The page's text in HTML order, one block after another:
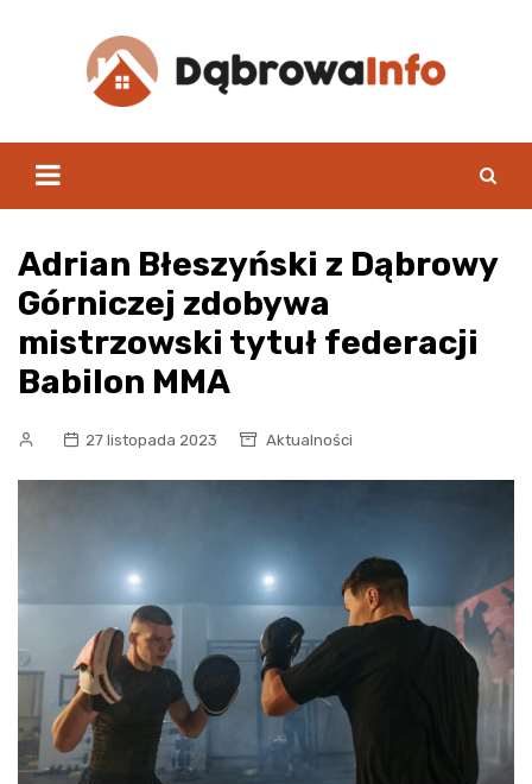
Adrian Błeszyński z Dąbrowy
Górniczej zdobywa
mistrzowski tytuł federacji
Babilon MMA
27 listopada 2023 Aktualności